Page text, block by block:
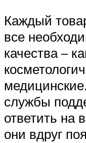
Каждый
все
качества –
службы
ответить на
они вдруг